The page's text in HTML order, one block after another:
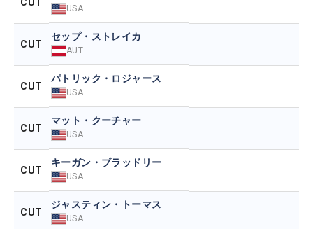
CUT
USA
CUT
セップ・ストレイカ
AUT
CUT
パトリック・ロジャース
USA
CUT
マット・クーチャー
USA
CUT
キーガン・ブラッドリー
USA
CUT
ジャスティン・トーマス
USA